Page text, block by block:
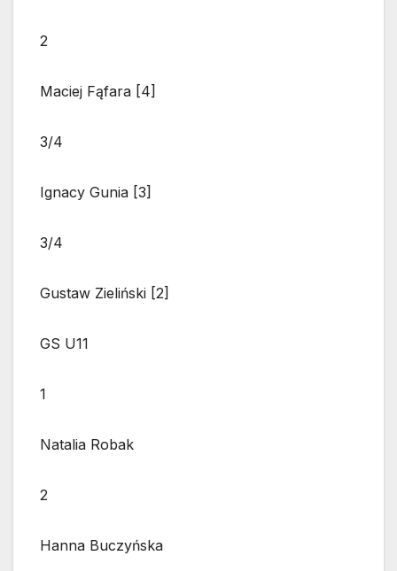
2
Maciej Fąfara [4]
3/4
Ignacy Gunia [3]
3/4
Gustaw Zieliński [2]
GS U11
1
Natalia Robak
2
Hanna Buczyńska